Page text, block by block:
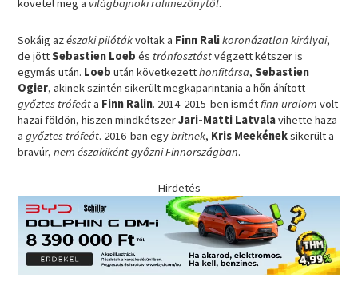
követel meg a világbajnoki ralimezőnytől.
Sokáig azészaki pilótákvoltak a Finn Ralikoronázatlan királyai,
de jöttSebastien Loeb és trónfosztástvégzett kétszer is
egymás után. Loeb után következetthonfitársa, Sebastien
Ogier, akinek szintén sikerült megkaparintania a hőn áhított
győztes trófeáta Finn Ralin. 2014-2015-ben ismétfinn uralom volt
hazai földön, hiszen mindkétszerJari-Matti Latvalavihette haza
agyőztes trófeát. 2016-ban egybritnek, Kris Meekéneksikerült a
bravúr,nem északiként győzni Finnországban.
Hirdetés